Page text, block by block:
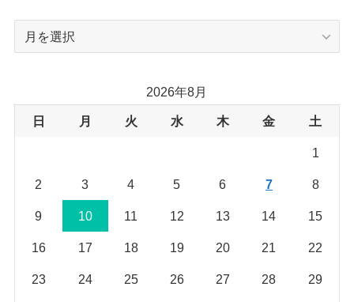
ブ
2026年8月
日 月 火 水 木 金 土
1
2 3 4 5 6 7 8
9 10 11 12 13 14 15
16 17 18 19 20 21 22
23 24 25 26 27 28 29